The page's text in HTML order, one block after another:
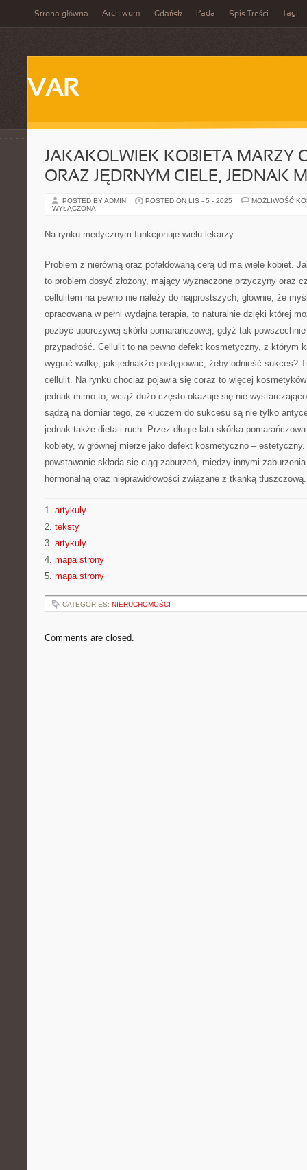
Strona główna Archiwum Gdańsk Pada Spis Treści Tagi
VAR
JAKAKOLWIEK KOBIETA MARZY
ORAZ JĘDRNYM CIELE, JEDNAK
POSTED BY ADMIN POSTED ON LIS - 5 - 2025
MOŻLIWOŚĆ
WYŁĄCZONA
Na rynku medycznym funkcjonuje wielu lekarzy
Problem z nierówną oraz pofałdowaną cerą ud ma wiele kobiet.
to problem dosyć złożony, mający wyznaczone przyczyny oraz
cellulitem na pewno nie należy do najprostszych, głównie, że
opracowana w pełni wydajna terapia, to naturalnie dzięki której
pozbyć uporczywej skórki pomarańczowej, gdyż tak
przypadłość. Cellulit to na pewno defekt kosmetyczny, z którym
wygrać walkę, jak jednakże postępować, żeby odnieść sukces?
cellulit. Na rynku chociaż pojawia się coraz to więcej
jednak mimo to, wciąż dużo często okazuje się nie
sądzą na domiar tego, że kluczem do sukcesu są nie tylko
jednak także dieta i ruch. Przez długie lata skórka
kobiety, w głównej mierze jako defekt kosmetyczno –
powstawanie składa się ciąg zaburzeń, między innymi
hormonalną oraz nieprawidłowości związane z tkanką tłuszczową.
1. artykuly
2. teksty
3. artykuly
4. mapa strony
5. mapa strony
CATEGORIES: NIERUCHOMOŚCI
Comments are closed.